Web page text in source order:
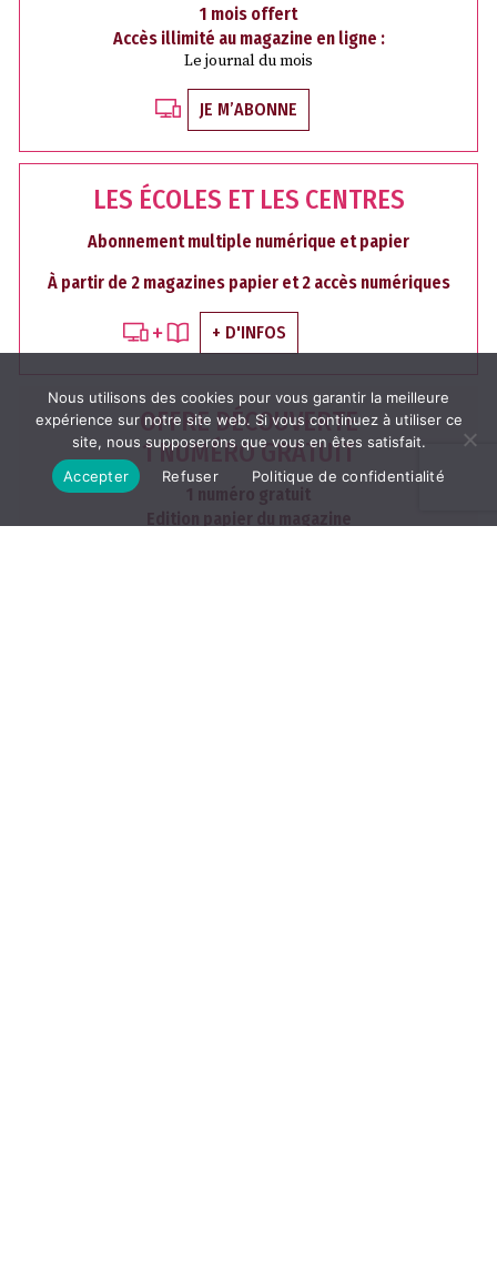
1 mois offert
Accès illimité au magazine en ligne :
Le journal du mois
JE M’ABONNE
LES ÉCOLES ET LES CENTRES
Abonnement multiple numérique et papier
À partir de 2 magazines papier et 2 accès numériques
+ D'INFOS
OFFRE DÉCOUVERTE
1 NUMÉRO GRATUIT
1 numéro gratuit
Edition papier du magazine
Nous utilisons des cookies pour vous garantir la meilleure
expérience sur notre site web. Si vous continuez à utiliser ce
site, nous supposerons que vous en êtes satisfait.
Accepter
Refuser Politique de confidentialité